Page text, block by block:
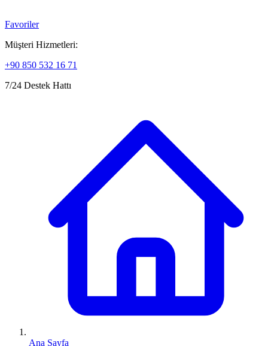
Favoriler
Müşteri Hizmetleri:
+90 850 532 16 71
7/24 Destek Hattı
Ana Sayfa